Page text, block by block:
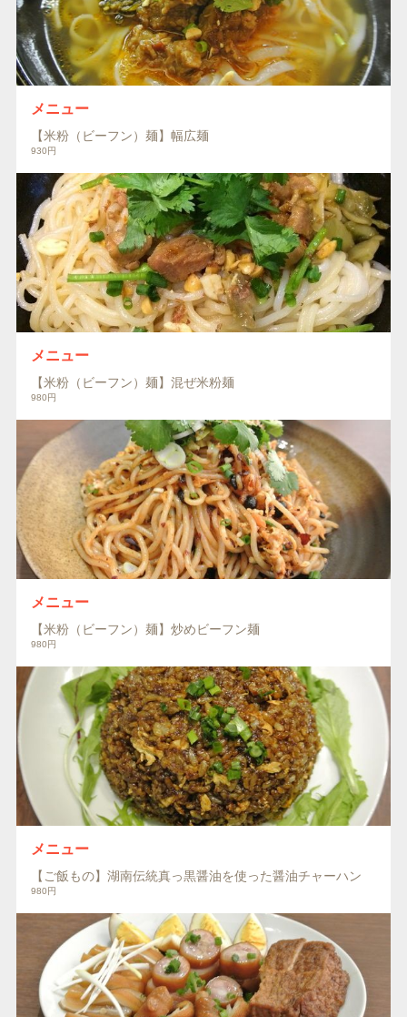
メニュー
【米粉（ビーフン）麺】幅広麺
930円
メニュー
【米粉（ビーフン）麺】混ぜ米粉麺
980円
メニュー
【米粉（ビーフン）麺】炒めビーフン麺
980円
メニュー
【ご飯もの】湖南伝統真っ黒醤油を使った醤油チャーハン
980円